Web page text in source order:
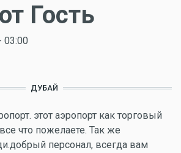
Гость
03:00
ДУБАЙ
этот аэропорт как торговый
что пожелаете. Так же
персонал, всегда вам